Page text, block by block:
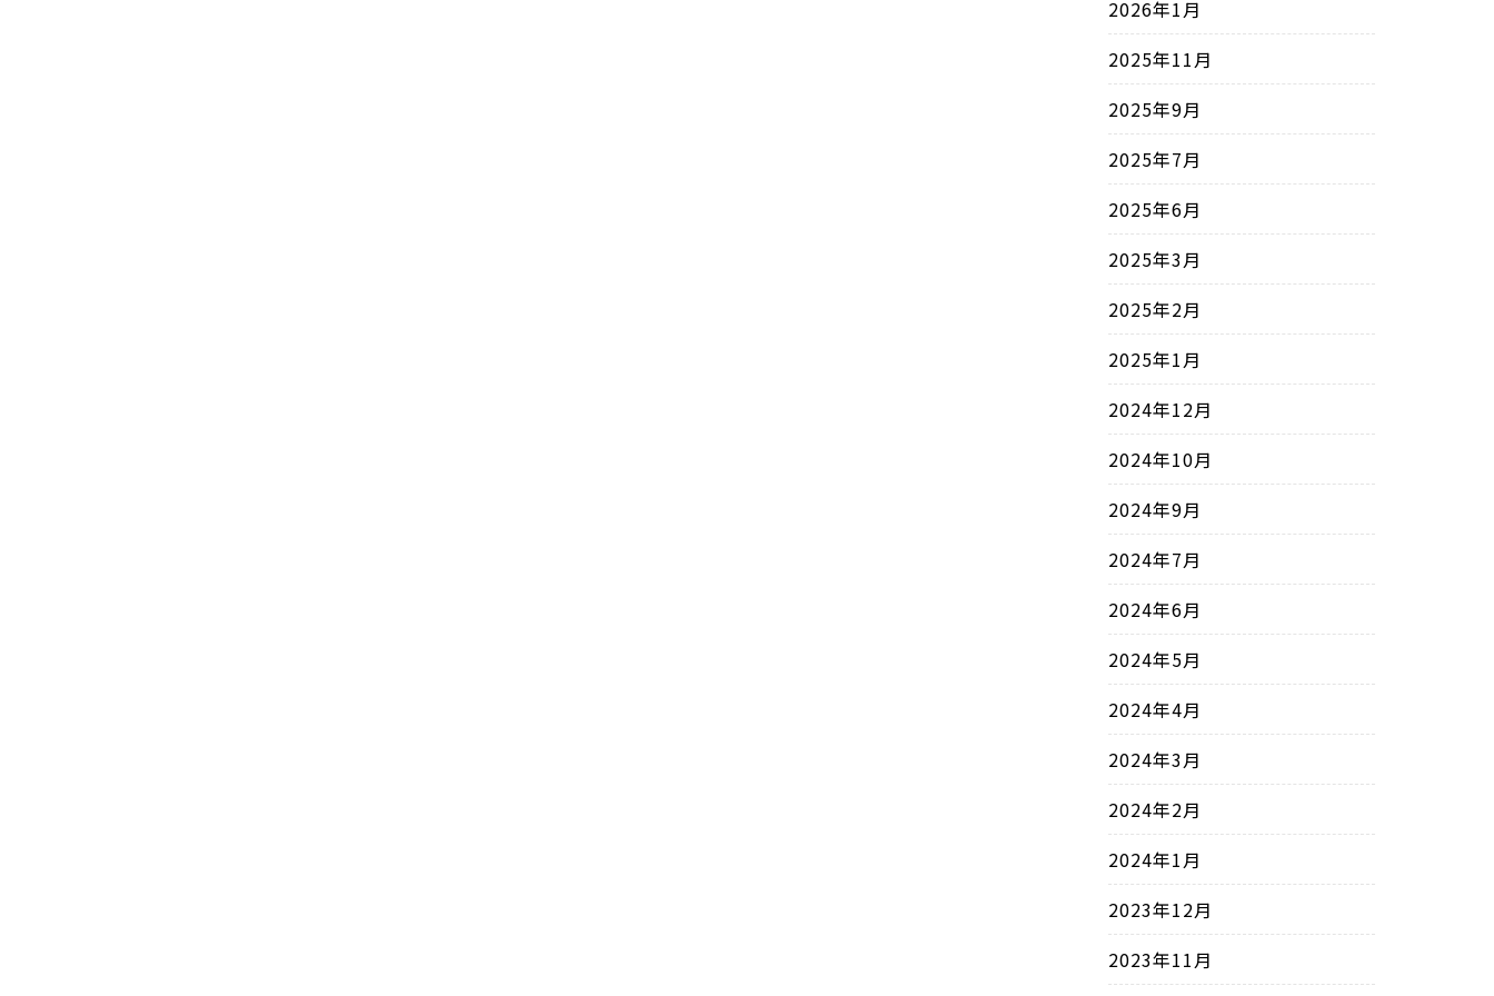
2026年1月
2025年11月
2025年9月
2025年7月
2025年6月
2025年3月
2025年2月
2025年1月
2024年12月
2024年10月
2024年9月
2024年7月
2024年6月
2024年5月
2024年4月
2024年3月
2024年2月
2024年1月
2023年12月
2023年11月